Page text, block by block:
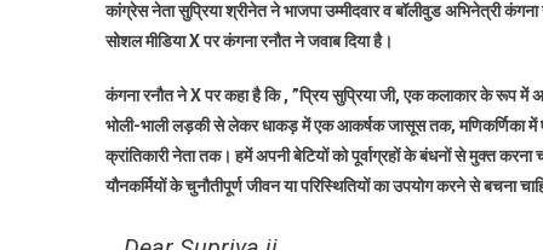
कांग्रेस नेता सुप्रिया श्रीनेत ने भाजपा उम्मीदवार व बॉलीवुड अभिनेत्री
सोशल मीडिया X पर कंगना रनौत ने जवाब दिया है।
कंगना रनौत ने X पर कहा है कि , ”प्रिय सुप्रिया जी, एक कलाकार के रूप में
भोली-भाली लड़की से लेकर धाकड़ में एक आकर्षक जासूस तक, मणिकर्णिका
क्रांतिकारी नेता तक। हमें अपनी बेटियों को पूर्वाग्रहों के बंधनों से मुक्त
यौनकर्मियों के चुनौतीपूर्ण जीवन या परिस्थितियों का उपयोग करने से बचना